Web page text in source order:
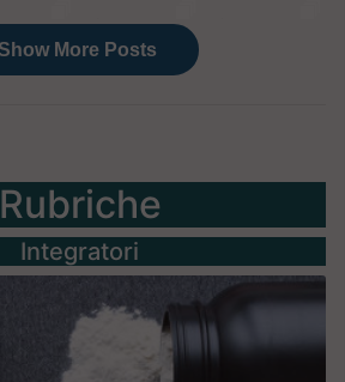
Rubriche
Integratori